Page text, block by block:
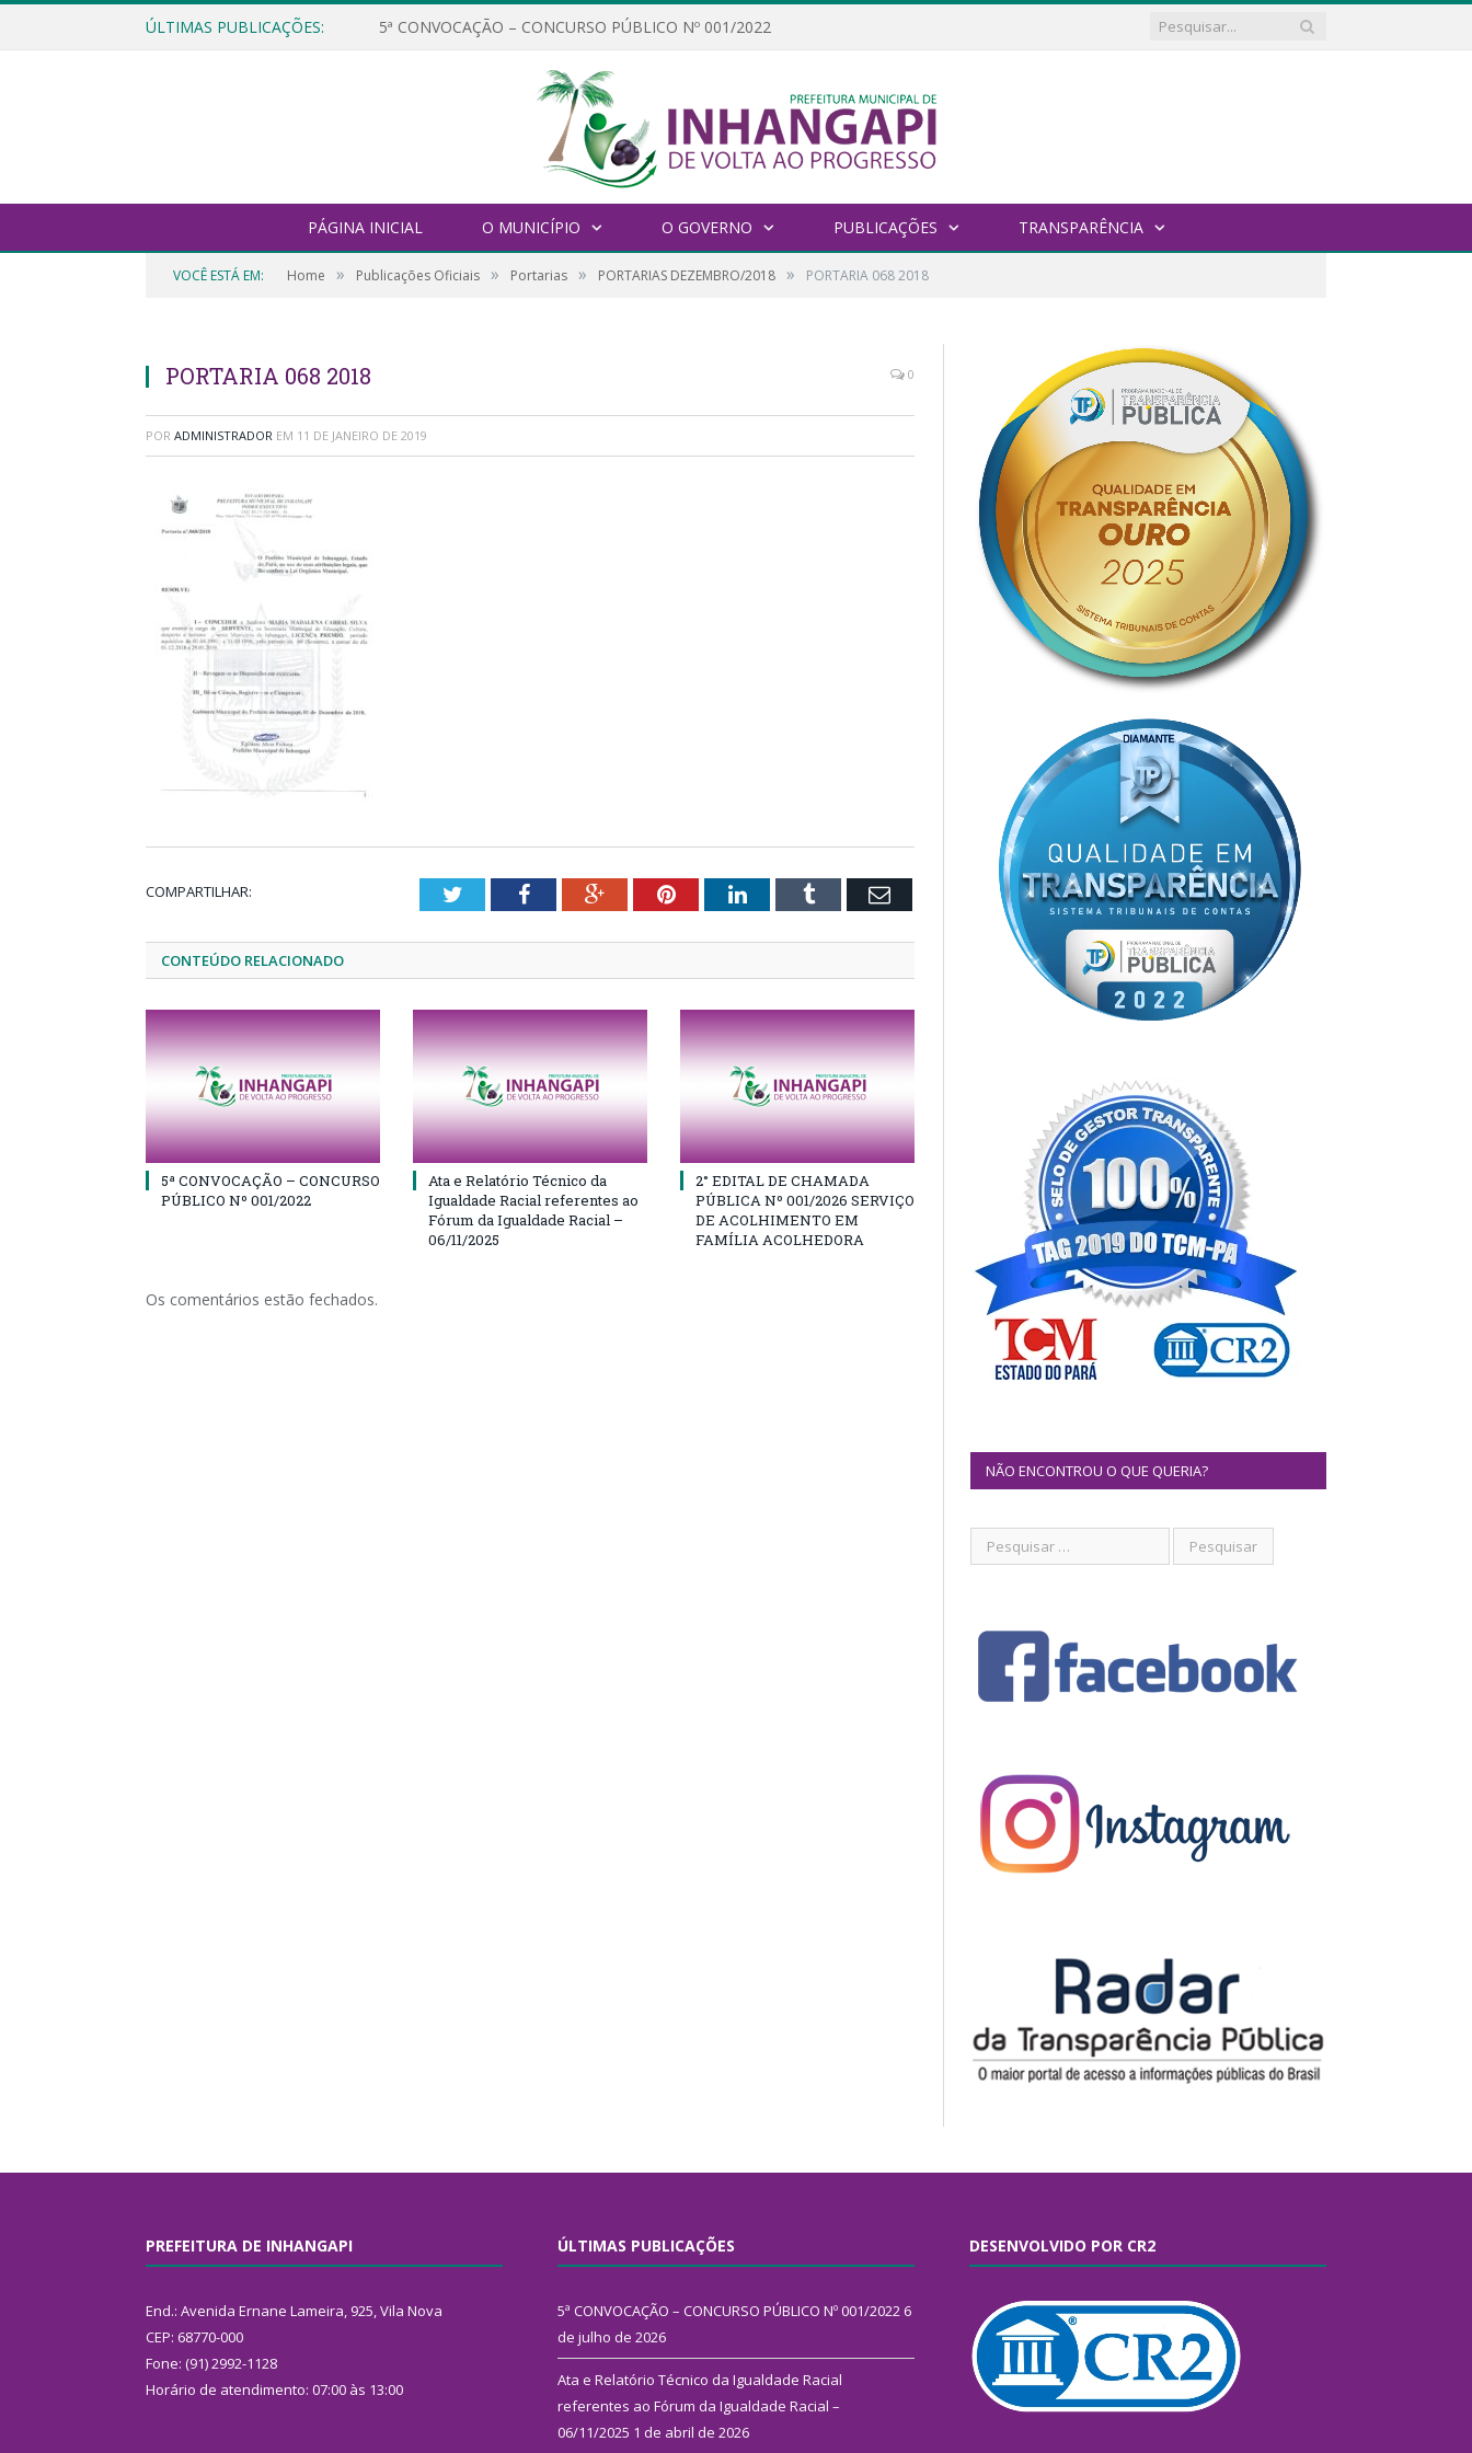
ÚLTIMAS PUBLICAÇÕES: 5ª CONVOCAÇÃO – CONCURSO PÚBLICO Nº 001/2022
PÁGINA INICIAL O MUNICÍPIO O GOVERNO PUBLICAÇÕES TRANSPARÊNCIA
VOCÊ ESTÁ EM: Home » Publicações Oficiais » Portarias » PORTARIAS DEZEMBRO/2018 » PORTARIA 068 2018
PORTARIA 068 2018 0
POR ADMINISTRADOR EM 11 DE JANEIRO DE 2019
COMPARTILHAR: TwitterFacebookGoogle+PinterestLinkedInTumblr Email
CONTEÚDO RELACIONADO
5ª CONVOCAÇÃO – CONCURSO
PÚBLICO Nº 001/2022
Ata e Relatório Técnico da
Igualdade Racial referentes ao
Fórum da Igualdade Racial –
06/11/2025
2° EDITAL DE CHAMADA
PÚBLICA Nº 001/2026 SERVIÇO
DE ACOLHIMENTO EM
FAMÍLIA ACOLHEDORA
Os comentários estão fechados.
NÃO ENCONTROU O QUE QUERIA?
PREFEITURA DE INHANGAPI
End.: Avenida Ernane Lameira, 925, Vila Nova
CEP: 68770-000
Fone: (91) 2992-1128
Horário de atendimento: 07:00 às 13:00
ÚLTIMAS PUBLICAÇÕES
5ª CONVOCAÇÃO – CONCURSO PÚBLICO Nº 001/2022 6
de julho de 2026
Ata e Relatório Técnico da Igualdade Racial
referentes ao Fórum da Igualdade Racial –
06/11/2025 1 de abril de 2026
DESENVOLVIDO POR CR2